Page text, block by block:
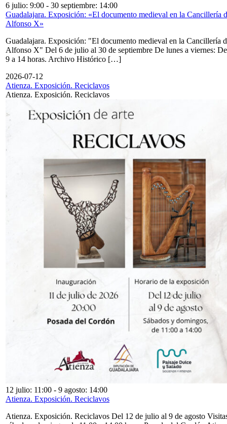
6 julio: 9:00 - 30 septiembre: 14:00
Guadalajara. Exposición: «El documento medieval en la Cancillería
Alfonso X»
Guadalajara. Exposición: "El documento medieval en la Cancillería
Alfonso X" Del 6 de julio al 30 de septiembre De lunes a viernes: De
9 a 14 horas. Archivo Histórico […]
2026-07-12
Atienza. Exposición. Reciclavos
Atienza. Exposición. Reciclavos
12 julio: 11:00 - 9 agosto: 14:00
Atienza. Exposición. Reciclavos
Atienza. Exposición. Reciclavos Del 12 de julio al 9 de agosto